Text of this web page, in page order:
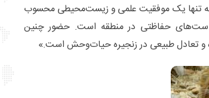
نه تنها یک موفقیت علمی و زیست‌محیطی محسوب
حفاظتی در منطقه است. حضور چنین
و تعادل طبیعی در زنجیره حیات‌وحش است.»